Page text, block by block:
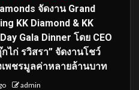
จัดงาน Grand
KK Diamond & KK
Gala Dinner โดย CEO
ไก่ รวิสรา” จัดงานโชว์
เพชรมูลค่าหลายล้านบาท
admin